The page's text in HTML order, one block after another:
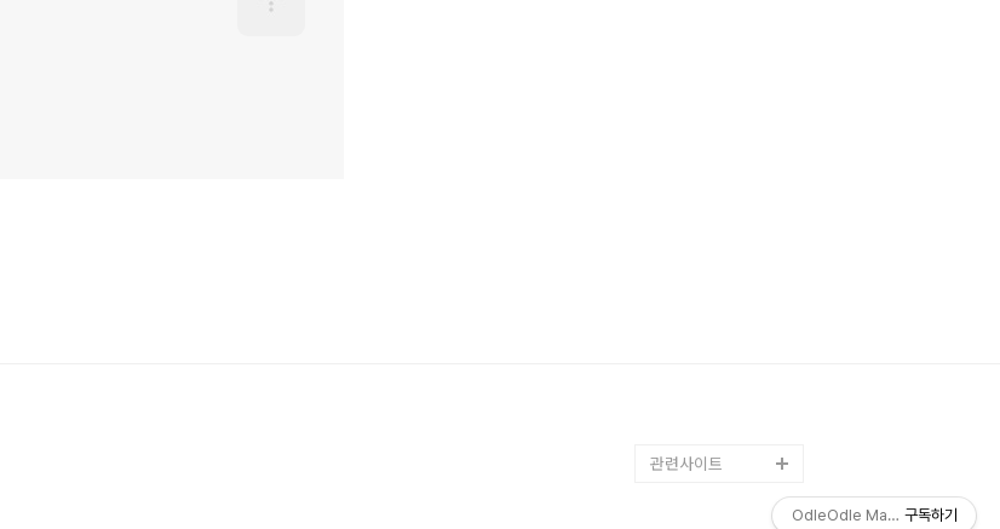
관련사이트
OdleOdle Magazine
구독하기